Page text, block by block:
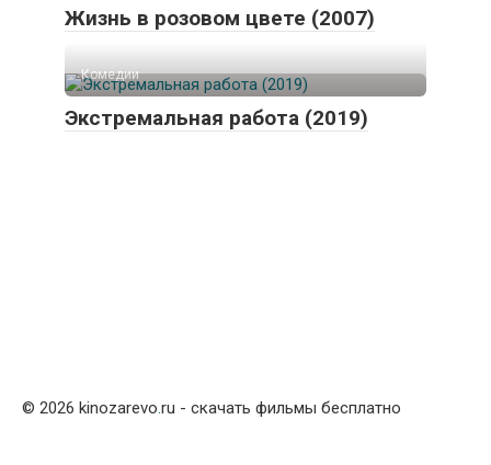
Жизнь в розовом цвете (2007)
Комедии
Экстремальная работа (2019)
© 2026 kinozarevo.ru - скачать фильмы бесплатно